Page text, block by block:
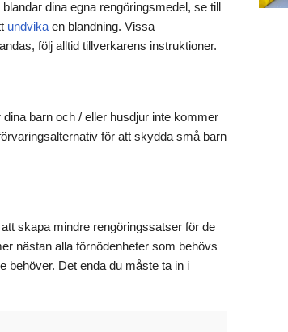
dina egna rengöringsmedel, se till
undvika en blandning. Vissa
följ alltid tillverkarens instruktioner.
barn och / eller husdjur inte kommer
för att skydda små barn
skapa mindre rengöringssatser för de
nästan alla förnödenheter som behövs
behöver. Det enda du måste ta in i